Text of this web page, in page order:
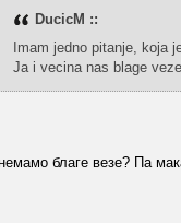
DucicM ::
Imam jedno pitanje, koja
Ja i vecina nas blage
благе везе? Па